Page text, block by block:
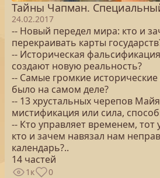
Тайны Чапман.
24.02.2017
-- Новый передел мира: кто и
перекраивать карты
-- Историческая
создают новую реальность?
-- Самые громкие исторические
было на самом деле?
-- 13 хрустальных черепов
мистификация или сила,
-- Кто управляет временем,
кто и зачем навязал нам
календарь?..
14 частей
1к 0